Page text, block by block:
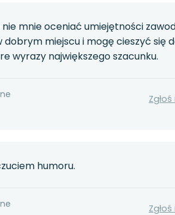
mnie oceniać umiejętności
dobrym miejscu i mogę cieszyć się
wyrazy największego szacunku.
humoru.